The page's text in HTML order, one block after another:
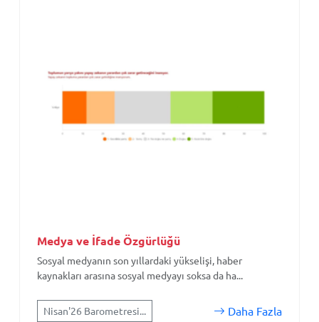
Medya ve İfade Özgürlüğü
Sosyal medyanın son yıllardaki yükselişi, haber
kaynakları arasına sosyal medyayı soksa da ha...
Nisan'26 Barometresi... Daha Fazla